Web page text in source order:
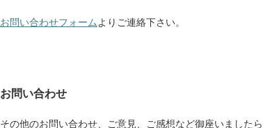
お問い合わせフォーム よりご連絡下さい。
お問い合わせ
その他のお問い合わせ、ご意見、ご感想など御座いました